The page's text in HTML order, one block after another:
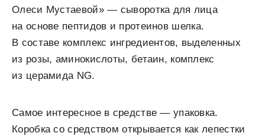
Олеси Мустаевой» — сыворотка для лица
на основе пептидов и протеинов шелка.
В составе комплекс ингредиентов, выделенных
из розы, аминокислоты, бетаин, комплекс
из церамида NG.
Самое интересное в средстве — упаковка.
Коробка со средством открывается как лепестки